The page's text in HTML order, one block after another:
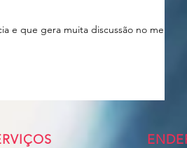
e que gera muita discussão no meio